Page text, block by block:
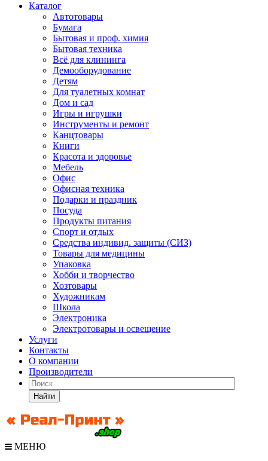
Каталог
Автотовары
Бумага
Бытовая и проф. химия
Бытовая техника
Всё для клининга
Демооборудование
Детям
Для туалетных комнат
Дом и сад
Игры и игрушки
Инструменты и ремонт
Канцтовары
Книги
Красота и здоровье
Мебель
Офис
Офисная техника
Подарки и праздник
Посуда
Продукты питания
Спорт и отдых
Средства индивид. защиты (СИЗ)
Товары для медицины
Упаковка
Хобби и творчество
Хозтовары
Художникам
Школа
Электроника
Электротовары и освещение
Услуги
Контакты
О компании
Производители
Найти
МЕНЮ